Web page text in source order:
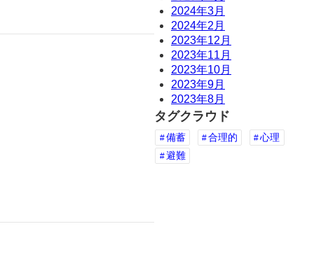
2024年3月
2024年2月
2023年12月
2023年11月
2023年10月
2023年9月
2023年8月
タグクラウド
備蓄 合理的
心理
避難